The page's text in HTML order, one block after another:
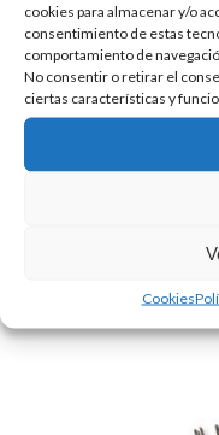
cookies para almacenar y/o
consentimiento de estas
comportamiento de
No consentir o retirar el
ciertas características y
Cookies